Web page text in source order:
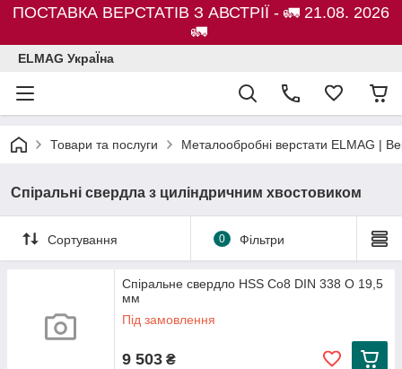
ПОСТАВКА ВЕРСТАТІВ З АВСТРІЇ - 🚛 21.08. 2026
🚛
ELMAG УкраЇна
Товари та послуги Металообробні верстати ELMAG |
Спіральні свердла з циліндричним хвостовиком
Сортування 0 Фільтри
Спіральне свердло HSS Co8 DIN 338 O 19,5
мм
Під замовлення
9 503 ₴